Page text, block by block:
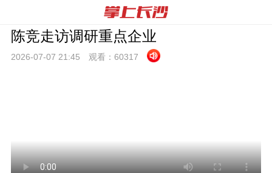
陈竞走访调研重点企业
2026-07-07 21:45 观看： 60317